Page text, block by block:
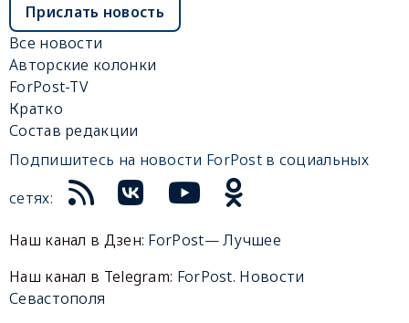
Прислать новость
Все новости
Авторские колонки
ForPost-TV
Кратко
Состав редакции
Подпишитесь на новости ForPost в социальных
сетях:
Наш канал в Дзен: ForPost— Лучшее
Наш канал в Telegram: ForPost. Новости
Севастополя